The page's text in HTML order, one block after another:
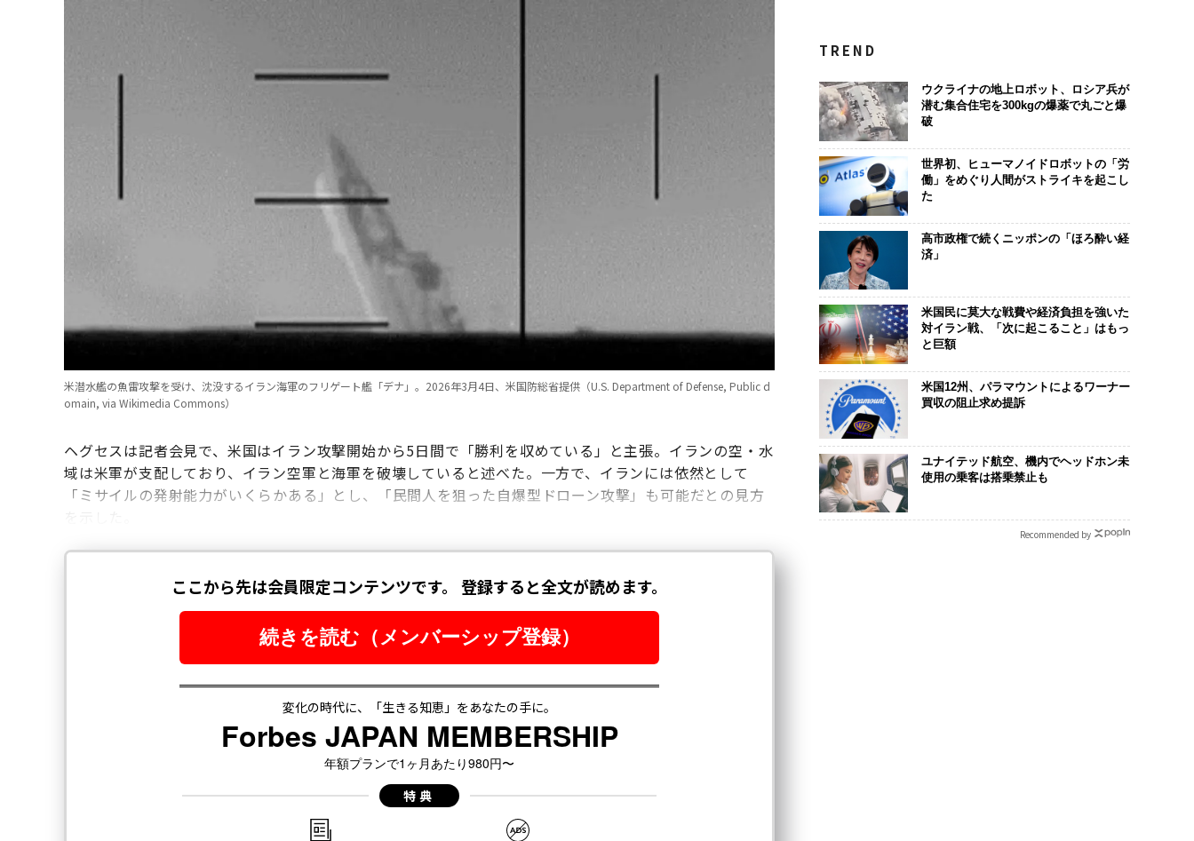
米潜水艦の魚雷攻撃を受け、沈没するイラン海軍のフリゲート艦「デナ」。2026年3月4日、米国防総省提供（U.S. Department of Defense, Public d
omain, via Wikimedia Commons）
ヘグセスは記者会見で、米国はイラン攻撃開始から5日間で「勝利を収めている」と主張。イランの空・水
域は米軍が支配しており、イラン空軍と海軍を破壊していると述べた。一方で、イランには依然として
「ミサイルの発射能力がいくらかある」とし、「民間人を狙った自爆型ドローン攻撃」も可能だとの見方
TREND
ウクライナの地上ロボット、ロシア兵が
潜む集合住宅を300kgの爆薬で丸ごと爆
破
世界初、ヒューマノイドロボットの「労
働」をめぐり人間がストライキを起こし
た
高市政権で続くニッポンの「ほろ酔い経
済」
米国民に莫大な戦費や経済負担を強いた
対イラン戦、「次に起こること」はもっ
と巨額
米国12州、パラマウントによるワーナー
買収の阻止求め提訴
ユナイテッド航空、機内でヘッドホン未
使用の乗客は搭乗禁止も
Recommended by